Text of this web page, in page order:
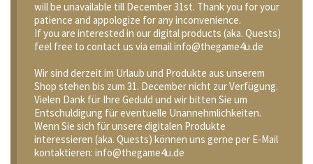
will be unavailable till December 31st. Thank you for your
patience and appologize for any inconvenience.
If you are interested in our digital products (aka. Quests)
feel free to contact us via email info@thegame4u.de
Wir sind derzeit im Urlaub und Produkte aus unserem
Shop stehen bis zum 31. December nicht zur Verfügung.
Vielen Dank für Ihre Geduld und wir bitten Sie um
Entschuldigung für eventuelle Unannehmlichkeiten.
Wenn Sie sich für unsere digitalen Produkte
interessieren (aka. Quests) können uns gerne per E-Mail
kontaktieren: info@thegame4u.de